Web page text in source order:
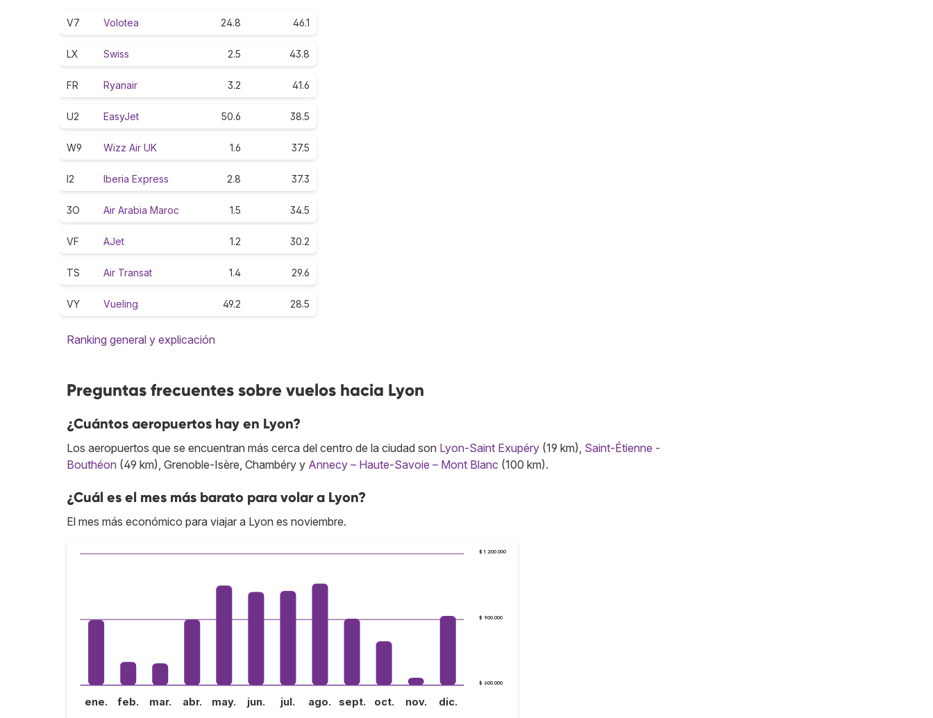
V7 Volotea 24.8 46.1
LX Swiss 2.5 43.8
FR Ryanair 3.2 41.6
U2 EasyJet 50.6 38.5
W9 Wizz Air UK 1.6 37.5
I2 Iberia Express 2.8 37.3
3O Air Arabia Maroc 1.5 34.5
VF AJet 1.2 30.2
TS Air Transat 1.4 29.6
VY Vueling 49.2 28.5
Ranking general y explicación
Preguntas frecuentes sobre vuelos hacia Lyon
¿Cuántos aeropuertos hay en Lyon?
Los aeropuertos que se encuentran más cerca del centro de la ciudad son Lyon-Saint Exupéry (19 km), Saint-Étienne -
Bouthéon (49 km), Grenoble-Isère, Chambéry y Annecy – Haute-Savoie – Mont Blanc (100 km).
¿Cuál es el mes más barato para volar a Lyon?
El mes más económico para viajar a Lyon es noviembre.
$ 600.000
$ 900.000
$ 1.200.000
ene. feb. mar. abr. may. jun. jul. ago. sept. oct. nov. dic.